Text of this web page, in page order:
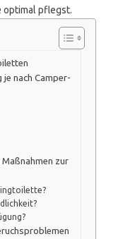
optimal pflegst.
nach Camper-
zur